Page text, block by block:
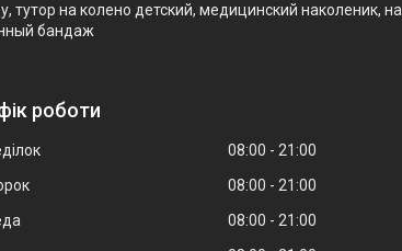
на колено детский, медицинский наколеник,
бандаж
роботи
08:00
21:00
08:00
21:00
08:00
21:00